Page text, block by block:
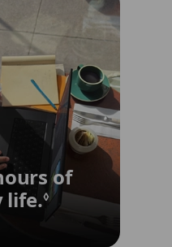
of
life.◊Refer to